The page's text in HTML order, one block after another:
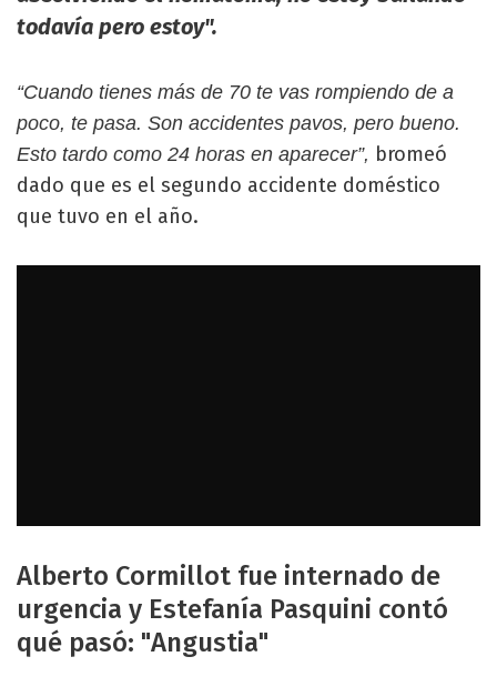
todavía pero estoy".
“Cuando tienes más de 70 te vas rompiendo de a
poco, te pasa. Son accidentes pavos, pero bueno.
Esto tardo como 24 horas en aparecer”, bromeó
dado que es el segundo accidente doméstico
que tuvo en el año.
Alberto Cormillot fue internado de
urgencia y Estefanía Pasquini contó
qué pasó: "Angustia"